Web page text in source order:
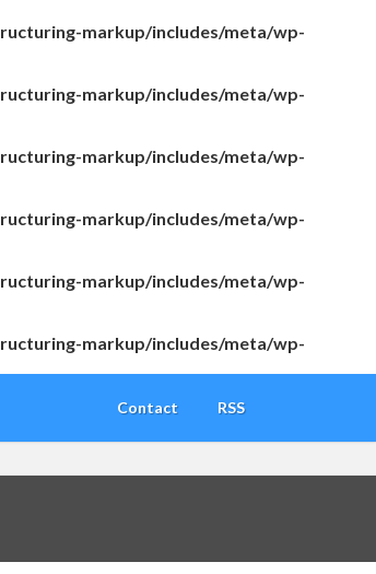
markup/includes/meta/wp-
markup/includes/meta/wp-
markup/includes/meta/wp-
markup/includes/meta/wp-
markup/includes/meta/wp-
markup/includes/meta/wp-
Contact RSS